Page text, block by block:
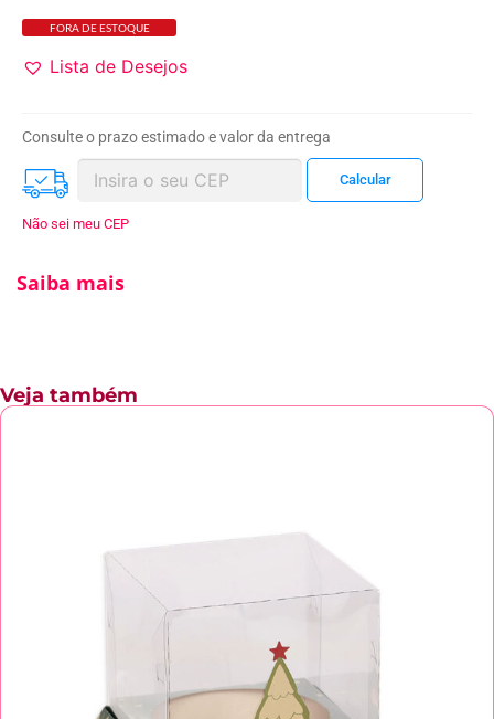
FORA DE ESTOQUE
Lista de Desejos
Consulte o prazo estimado e valor da entrega
Não sei meu CEP
Saiba mais
Veja também